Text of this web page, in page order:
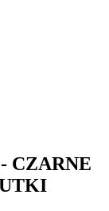
CZARNE